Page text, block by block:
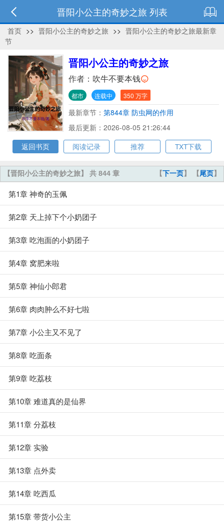
晋阳小公主的奇妙之旅 列表
首页 >> 晋阳小公主的奇妙之旅 >> 晋阳小公主的奇妙之旅最新章
节
晋阳小公主的奇妙之旅
作者： 吹牛不要本钱
都市 连载中 350 万字
最新章节： 第844章 防虫网的作用
最后更新：2026-08-05 21:26:44
返回书页
阅读记录 推荐 TXT下载
【下一页】 【尾页】
【晋阳小公主的奇妙之旅】 共 844 章
第1章 神奇的玉佩
第2章 天上掉下个小奶团子
第3章 吃泡面的小奶团子
第4章 窝肥来啦
第5章 神仙小郎君
第6章 肉肉肿么不好七啦
第7章 小公主又不见了
第8章 吃面条
第9章 吃荔枝
第10章 难道真的是仙界
第11章 分荔枝
第12章 实验
第13章 点外卖
第14章 吃西瓜
第15章 带货小公主